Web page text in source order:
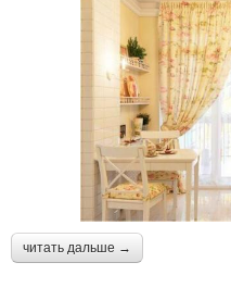
читать дальше →